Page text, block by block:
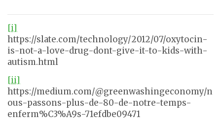
[i]
https://slate.com/technology/2012/07/oxytocin-
is-not-a-love-drug-dont-give-it-to-kids-with-
autism.html
[ii]
https://medium.com/@greenwashingeconomy/n
ous-passons-plus-de-80-de-notre-temps-
enferm%C3%A9s-71efdbe09471